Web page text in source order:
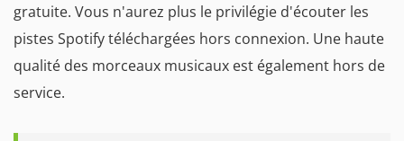
gratuite. Vous n'aurez plus le privilégie d'écouter les
pistes Spotify téléchargées hors connexion. Une haute
qualité des morceaux musicaux est également hors de
service.